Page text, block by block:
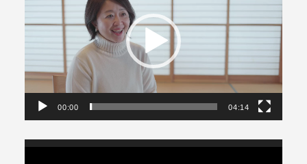
レ
ー
00:00 04:14
動